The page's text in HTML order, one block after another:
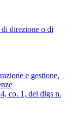
direzione o di
e gestione,
co. 1, del dlgs n.